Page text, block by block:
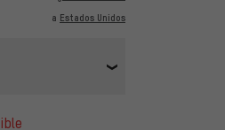
a Estados Unidos